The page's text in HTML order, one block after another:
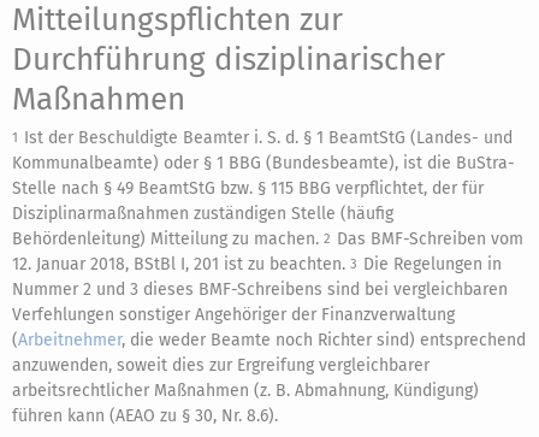
Mitteilungspflichten zur
Durchführung disziplinarischer
Maßnahmen
1 Ist der Beschuldigte Beamter i. S. d. § 1 BeamtStG (Landes- und
Kommunalbeamte) oder § 1 BBG (Bundesbeamte), ist die BuStra-
Stelle nach § 49 BeamtStG bzw. § 115 BBG verpflichtet, der für
Disziplinarmaßnahmen zuständigen Stelle (häufig
Behördenleitung) Mitteilung zu machen. 2 Das BMF-Schreiben vom
12. Januar 2018, BStBl I, 201 ist zu beachten. 3 Die Regelungen in
Nummer 2 und 3 dieses BMF-Schreibens sind bei vergleichbaren
Verfehlungen sonstiger Angehöriger der Finanzverwaltung
(Arbeitnehmer, die weder Beamte noch Richter sind) entsprechend
anzuwenden, soweit dies zur Ergreifung vergleichbarer
arbeitsrechtlicher Maßnahmen (z. B. Abmahnung, Kündigung)
führen kann (AEAO zu § 30, Nr. 8.6).